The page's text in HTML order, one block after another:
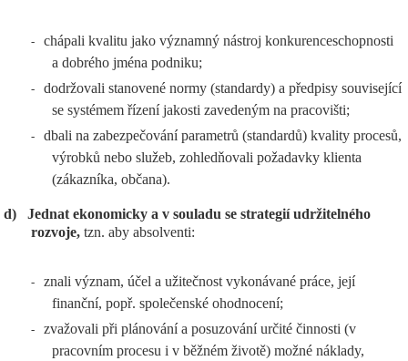
-
chápali kvalitu jako významný nástroj konkurenceschopnosti
a dobrého jména podniku;
-
dodržovali stanovené normy (standardy) a předpisy související
se systémem řízení jakosti zavedeným na pracovišti;
-
dbali na zabezpečování parametrů (standardů) kvality procesů,
výrobků nebo služeb, zohledňovali požadavky klienta
(zákazníka, občana).
d)
Jednat ekonomicky a v souladu se strategií udržitelného
rozvoje, tzn. aby absolventi:
-
znali význam, účel a užitečnost vykonávané práce, její
finanční, popř. společenské ohodnocení;
-
zvažovali při plánování a posuzování určité činnosti (v
pracovním procesu i v běžném životě) možné náklady,